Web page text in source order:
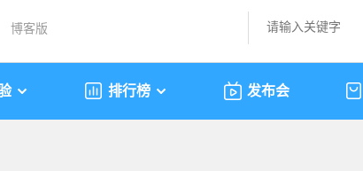
博客版
排行榜 发布会